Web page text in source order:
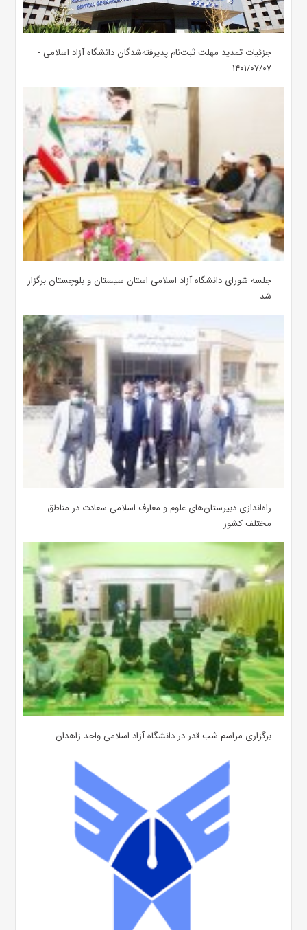
جزئیات تمدید مهلت ثبت‌نام پذیرفته‌شدگان دانشگاه آزاد اسلامی -
۱۴۰۱/۰۷/۰۷
جلسه شورای دانشگاه آزاد اسلامی استان سیستان و بلوچستان برگزار
شد
‌راه‌اندازی دبیرستان‌های علوم و معارف اسلامی سعادت در مناطق
مختلف کشور
برگزاری مراسم شب قدر در دانشگاه آزاد اسلامی واحد زاهدان